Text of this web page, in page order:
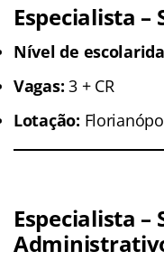
Especialista –
Nível de
Vagas:3 + CR
Lotação:
Especialista –